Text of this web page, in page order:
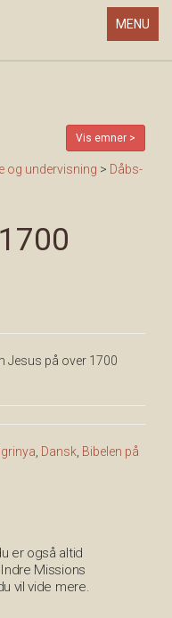
Toggle
MENU
Vis emner >
og undervisning > Dåbs-
Jesus på over 1700
Dansk Bibelen på
er også altid
Missions
vil vide mere.